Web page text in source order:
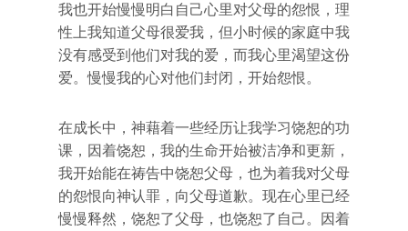
我也开始慢慢明白自己心里对父母的怨恨，理
性上我知道父母很爱我，但小时候的家庭中我
没有感受到他们对我的爱，而我心里渴望这份
爱。慢慢我的心对他们封闭，开始怨恨。
在成长中，神藉着一些经历让我学习饶恕的功
课，因着饶恕，我的生命开始被洁净和更新，
我开始能在祷告中饶恕父母，也为着我对父母
的怨恨向神认罪，向父母道歉。现在心里已经
慢慢释然，饶恕了父母，也饶恕了自己。因着